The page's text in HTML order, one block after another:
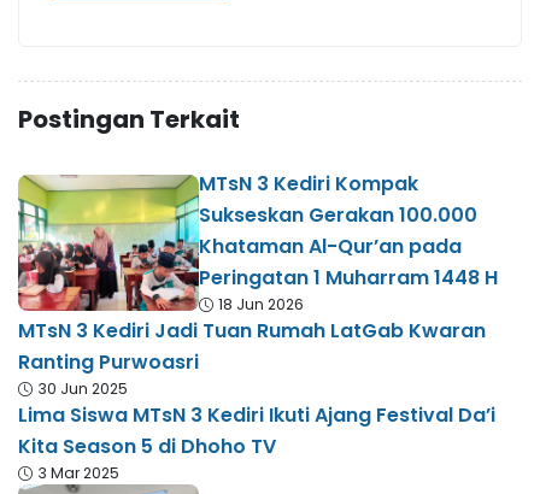
Postingan Terkait
MTsN 3 Kediri Kompak
Sukseskan Gerakan 100.000
Khataman Al-Qur’an pada
Peringatan 1 Muharram 1448 H
18 Jun 2026
MTsN 3 Kediri Jadi Tuan Rumah LatGab Kwaran
Ranting Purwoasri
30 Jun 2025
Lima Siswa MTsN 3 Kediri Ikuti Ajang Festival Da’i
Kita Season 5 di Dhoho TV
3 Mar 2025